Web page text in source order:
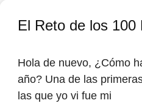
El Reto de los 100
Hola de nuevo, ¿Cómo
año? Una de las
las que yo vi fue mi